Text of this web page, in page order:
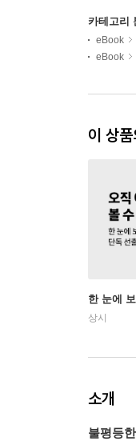
카테고리
eBook
eBook
이 상
한 눈에
상시
소개
불평등